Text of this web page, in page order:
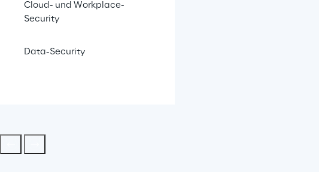
Cloud- und Workplace-
Security
Data-Security